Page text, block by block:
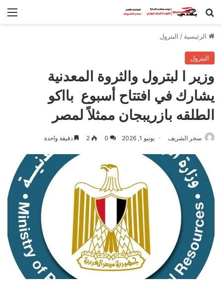
بحث عن
الرئيسية / البترول
البترول
وزير ا لبترول والثروة المعدنية
يشارك في افتتاح أسبوع بااكو
الطلقه بازريبجان ممثلاً لمصر
سحر الشريف يونيو 1, 2026 0
2 دقيقة واحدة